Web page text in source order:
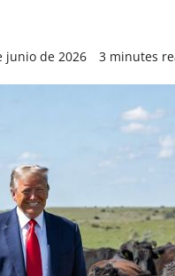
junio de 2026 3 minutes